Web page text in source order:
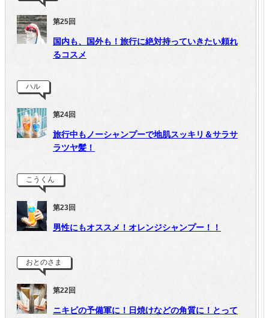
第25回
国内も、国外も！旅行に絶対持っていきたい頼れ
るコスメ
ハル
第24回
旅行中もノーシャンプーで地肌スッキリ＆サラサ
ラツヤ髪！
こうくん
第23回
男性にもオススメ！オレンジシャンプー！！
おとのさま
第22回
ニキビの予備軍に！日焼けなどの角質に！とって